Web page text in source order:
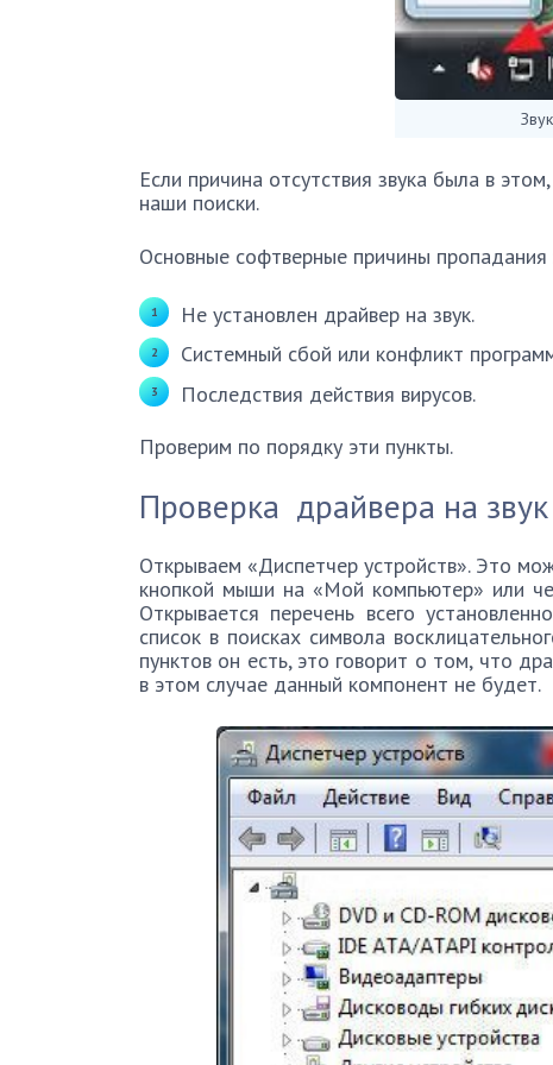
Если причина отсутствия звука была в
наши поиски.
Основные софтверные причины пропадания
Не установлен драйвер на звук.
Системный сбой или конфликт
Последствия действия вирусов.
Проверим по порядку эти пункты.
Проверка драйвера на звук
Открываем «Диспетчер устройств». Это
кнопкой мыши на «Мой компьютер» или
Открывается перечень всего
список в поисках символа
пунктов он есть, это говорит о том, что
в этом случае данный компонент не будет.